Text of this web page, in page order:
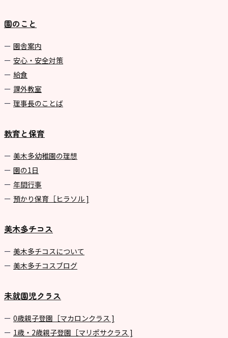
園のこと
園舎案内
安心・安全対策
給食
課外教室
理事長のことば
教育と保育
美⽊多幼稚園の理想
園の1⽇
年間⾏事
預かり保育［ヒラソル ]
美木多チコス
美⽊多チコスについて
美⽊多チコスブログ
未就園児クラス
0歳親子登園［マカロンクラス ]
1歳・2歳親子登園［マリポサクラス ]